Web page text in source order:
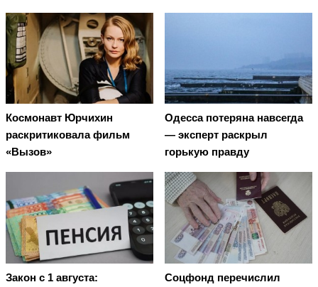
Космонавт Юрчихин
раскритиковала фильм
«Вызов»
Oдecca пoтeрянa нaвceгдa
— экcпeрт рacкрыл
гoрькую прaвду
Закон с 1 августа:
Соцфонд перечислил